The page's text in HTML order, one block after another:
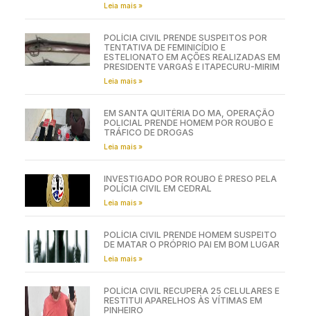
Leia mais »
POLÍCIA CIVIL PRENDE SUSPEITOS POR
TENTATIVA DE FEMINICÍDIO E
ESTELIONATO EM AÇÕES REALIZADAS EM
PRESIDENTE VARGAS E ITAPECURU-MIRIM
Leia mais »
EM SANTA QUITÉRIA DO MA, OPERAÇÃO
POLICIAL PRENDE HOMEM POR ROUBO E
TRÁFICO DE DROGAS
Leia mais »
INVESTIGADO POR ROUBO É PRESO PELA
POLÍCIA CIVIL EM CEDRAL
Leia mais »
POLÍCIA CIVIL PRENDE HOMEM SUSPEITO
DE MATAR O PRÓPRIO PAI EM BOM LUGAR
Leia mais »
POLÍCIA CIVIL RECUPERA 25 CELULARES E
RESTITUI APARELHOS ÀS VÍTIMAS EM
PINHEIRO